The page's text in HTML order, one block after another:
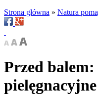
Strona główna » Natura
Przed
pielęgnacyjne